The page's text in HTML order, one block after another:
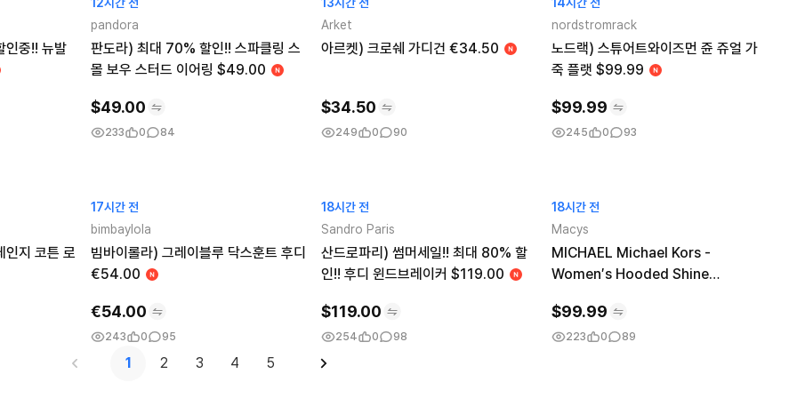
인중!! 뉴발
pandora
판도라) 최대 70% 할인!! 스파클링 스
몰 보우 스터드 이어링 $49.00
$49.00
233 0 84
Arket
아르켓) 크로쉐 가디건 €34.50
$34.50
249 0 90
nordstromrack
노드랙) 스튜어트와이즈먼 쥰 쥬얼 가
죽 플랫 $99.99
$99.99
245 0 93
인지 코튼 로
17시간 전
bimbaylola
빔바이롤라) 그레이블루 닥스훈트 후디
€54.00
€54.00
243 0 95
18시간 전
Sandro Paris
산드로파리) 썸머세일!! 최대 80% 할
인!! 후디 윈드브레이커 $119.00
$119.00
254 0 98
18시간 전
Macys
MICHAEL Michael Kors -
Women′s Hooded Shine
$99.99
223 0 89
1 2 3 4 5